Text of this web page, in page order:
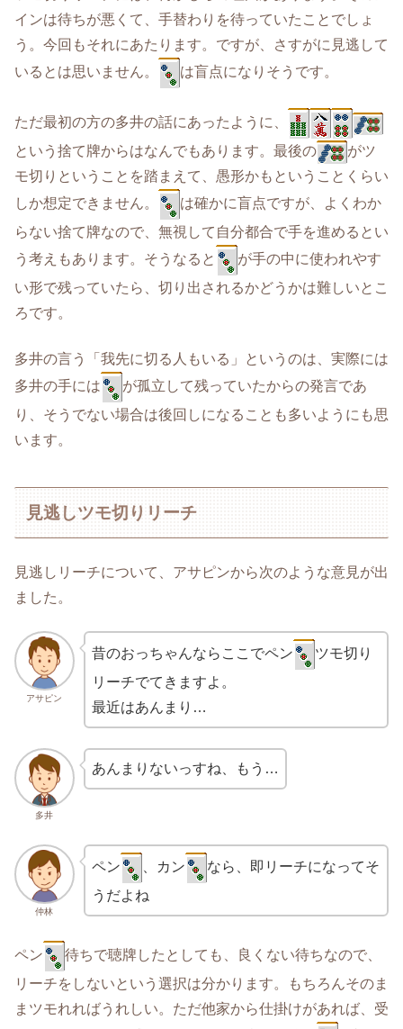
インは待ちが悪くて、手替わりを待っていたことでしょ
う。今回もそれにあたります。ですが、さすがに見逃して
いるとは思いません。
は盲点になりそうです。
ただ最初の方の多井の話にあったように、
という捨て牌からはなんでもあります。最後の
がツ
モ切りということを踏まえて、愚形かもということくらい
しか想定できません。
は確かに盲点ですが、よくわか
らない捨て牌なので、無視して自分都合で手を進めるとい
う考えもあります。そうなると
が手の中に使われやす
い形で残っていたら、切り出されるかどうかは難しいとこ
ろです。
多井の言う「我先に切る人もいる」というのは、実際には
多井の手には
が孤立して残っていたからの発言であ
り、そうでない場合は後回しになることも多いようにも思
います。
見逃しツモ切りリーチ
見逃しリーチについて、アサピンから次のような意見が出
ました。
アサピン
昔のおっちゃんならここでペン
ツモ切り
リーチでてきますよ。
最近はあんまり…
多井
あんまりないっすね、もう…
仲林
ペン 、カン
なら、即リーチになってそ
うだよね
ペン
待ちで聴牌したとしても、良くない待ちなので、
リーチをしないという選択は分かります。もちろんそのま
まツモれればうれしい。ただ他家から仕掛けがあれば、受